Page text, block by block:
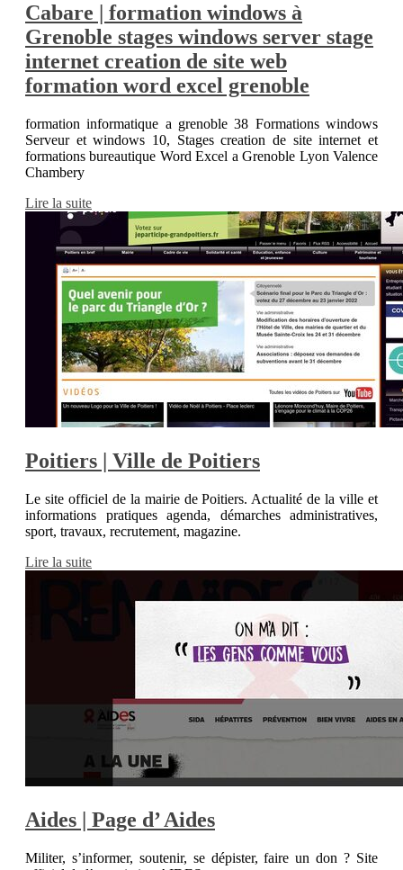
Cabare | formation windows à
Grenoble stages windows server stage
internet creation de site web
formation word excel grenoble
formation informatique a grenoble 38 Formations windows
Serveur et windows 10, Stages creation de site internet et
formations bureautique Word Excel a Grenoble Lyon Valence
Chambery
Lire la suite
Poitiers | Ville de Poitiers
Le site officiel de la mairie de Poitiers. Actualité de la ville et
informations pratiques agenda, démarches administratives,
sport, travaux, recrutement, magazine.
Lire la suite
Aides | Page d’ Aides
Militer, s’informer, soutenir, se dépister, faire un don ? Site